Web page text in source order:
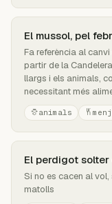
El mussol, pel
Fa referència al
partir de la
llargs i els animals,
necessitant més
animals
El perdigot solter
Si no es cacen al
matolls